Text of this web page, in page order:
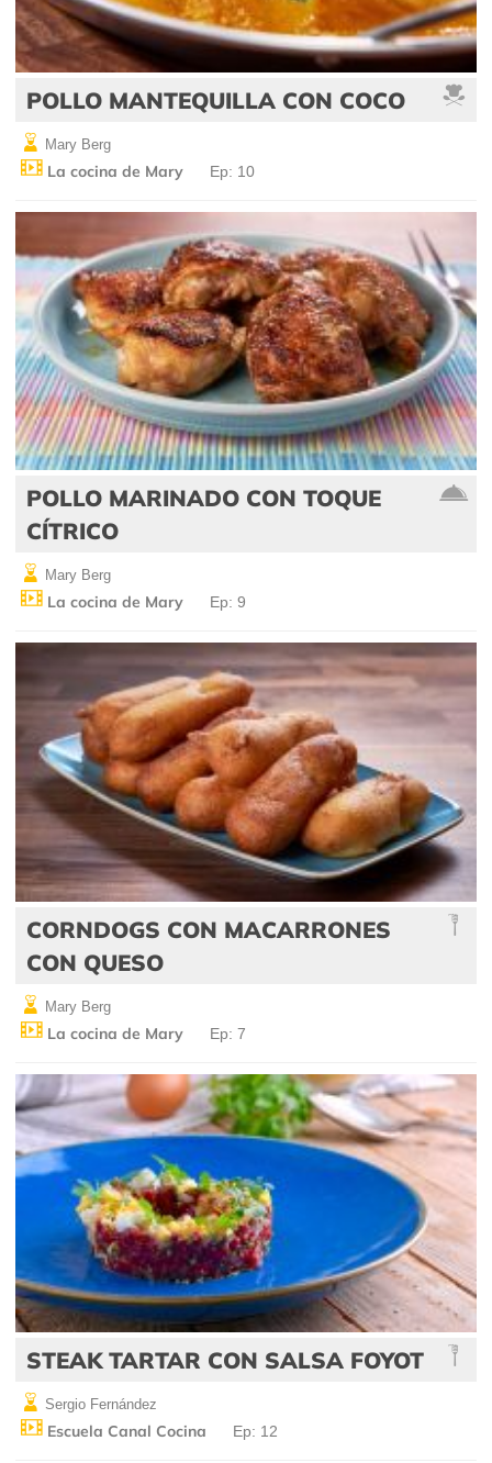
POLLO MANTEQUILLA CON COCO
Mary Berg
La cocina de Mary Ep: 10
POLLO MARINADO CON TOQUE
CÍTRICO
Mary Berg
La cocina de Mary Ep: 9
CORNDOGS CON MACARRONES
CON QUESO
Mary Berg
La cocina de Mary Ep: 7
STEAK TARTAR CON SALSA FOYOT
Sergio Fernández
Escuela Canal Cocina Ep: 12